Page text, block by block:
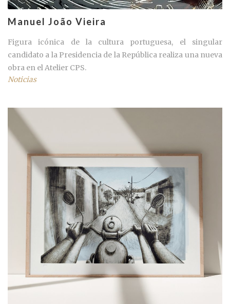
Manuel João Vieira
Figura icónica de la cultura portuguesa, el singular
candidato a la Presidencia de la República realiza una nueva
obra en el Atelier CPS.
Noticias